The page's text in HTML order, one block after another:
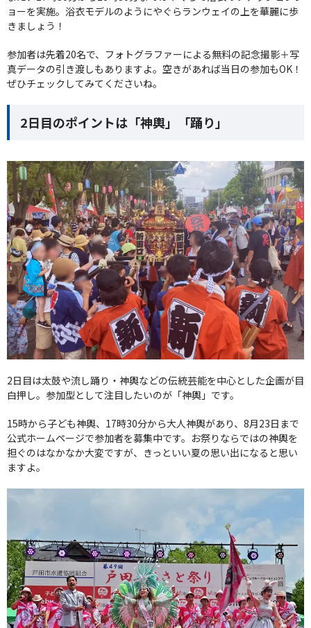
ョーを実施。浴衣モデルのようにやぐらランウェイの上を華麗に歩
きましょう！
参加者は先着20名で、フォトグラファーによる無料の記念撮影＋写
真データの引き渡しもありますよ。空きがあれば当日の参加もOK！
ぜひチェックしてみてくださいね。
2日目のポイントは「神輿」「踊り」
2日目は太鼓や流し踊り・神輿などの伝統芸能を中心とした企画が目
白押し。参加型として注目したいのが「神輿」です。
15時から子ども神輿、17時30分から大人神輿があり、8月23日まで
公式ホームページで参加者を募集中です。お祭りならではの神輿を
担ぐのはなかなか大変ですが、きっといい夏の思い出になると思い
ますよ。